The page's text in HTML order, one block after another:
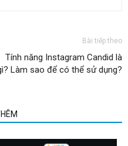
Bài tiếp theo
Tính năng Instagram Candid là
Làm sao để có thể sử dụng?